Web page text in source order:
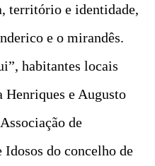
território e identidade,
e o mirandês.
habitantes locais
Henriques e Augusto
de
Idosos do concelho de